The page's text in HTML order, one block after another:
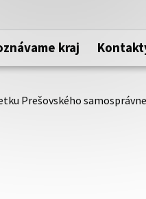
webovú
pred názvom
kraj
Prešovského